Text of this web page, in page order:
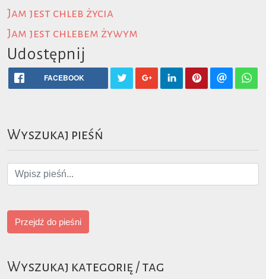
Jam jest chleb życia
Jam jest chlebem żywym
Udostępnij
FACEBOOK
Wyszukaj pieśń
Przejdź do pieśni
Wyszukaj kategorię / tag